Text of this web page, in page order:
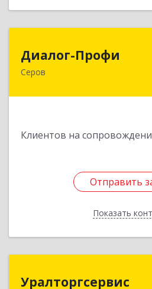
Диалог-Профи
Серов
Клиентов на
Отправить
Показать
624980, Свердловская
Отправить
Назад
Уралторгсервис